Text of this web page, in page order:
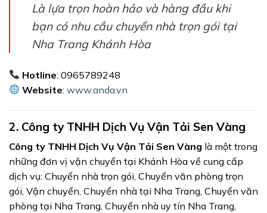
Là lựa trọn hoàn hảo và hàng đầu khi
bạn có nhu cầu chuyển nhà trọn gói tại
Nha Trang Khánh Hòa
Hotline: 0965789248
Website:www.anda.vn
2. Công ty TNHH Dịch Vụ Vận Tải Sen Vàng
Công ty TNHH Dịch Vụ Vận Tải Sen Vàng là một trong
những đơn vị vận chuyển tại Khánh Hòa về cung cấp
dịch vụ: Chuyển nhà trọn gói, Chuyển văn phòng trọn
gói, Vận chuyển, Chuyển nhà tại Nha Trang, Chuyển văn
phòng tại Nha Trang, Chuyển nhà uy tín Nha Trang,